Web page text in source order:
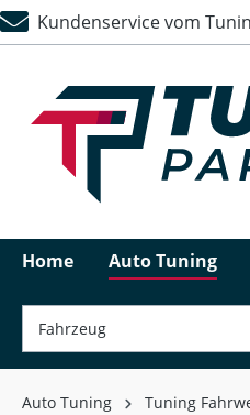
Zur Hauptnavigation
Kundenservice vom
Home Auto Tuning
Auto Tuning Tuning